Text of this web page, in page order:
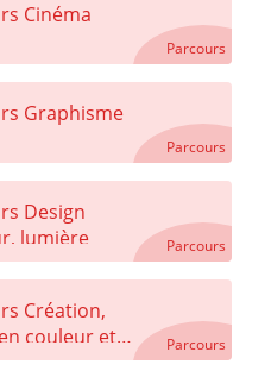
Cinéma
Parcours
Graphisme
Parcours
Design
lumière
Parcours
Création,
couleur et
Parcours